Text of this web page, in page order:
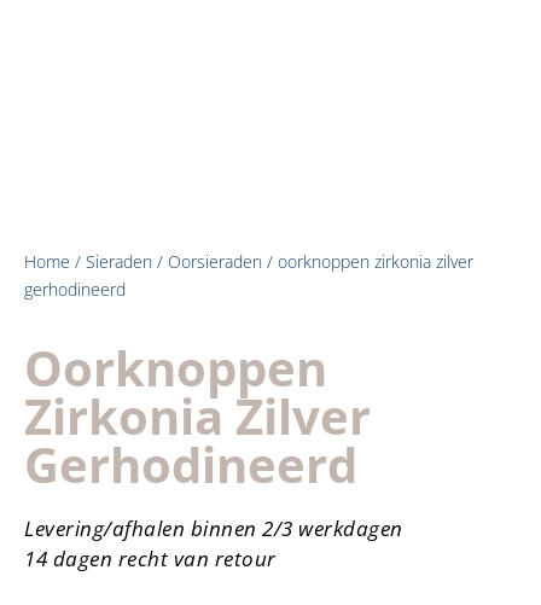
Home / Sieraden / Oorsieraden / oorknoppen zirkonia zilver
gerhodineerd
Oorknoppen
Zirkonia Zilver
Gerhodineerd
Levering/afhalen binnen 2/3 werkdagen
14 dagen recht van retour